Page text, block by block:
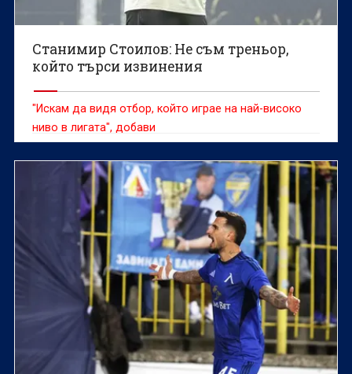
Станимир Стоилов: Не съм треньор,
който търси извинения
"Искам да видя отбор, който играе на най-високо
ниво в лигата", добави